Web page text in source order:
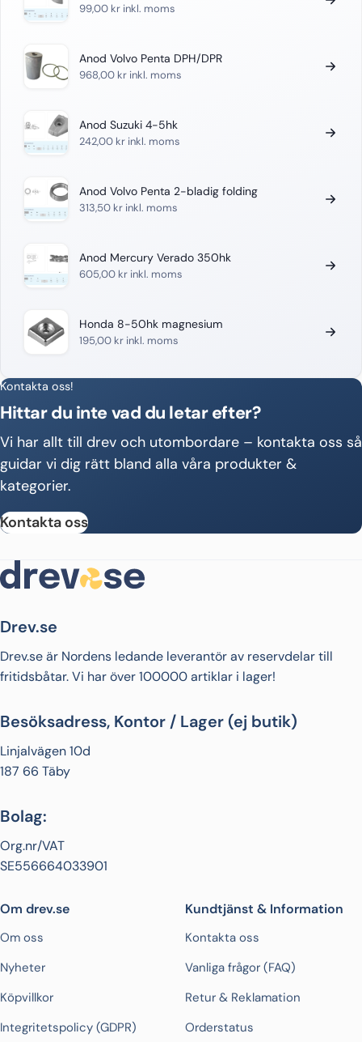
99,00 kr inkl. moms
Anod Volvo Penta DPH/DPR
968,00 kr inkl. moms
Anod Suzuki 4-5hk
242,00 kr inkl. moms
Anod Volvo Penta 2-bladig folding
313,50 kr inkl. moms
Anod Mercury Verado 350hk
605,00 kr inkl. moms
Honda 8-50hk magnesium
195,00 kr inkl. moms
Kontakta oss!
Hittar du inte vad du letar efter?
Vi har allt till drev och utombordare – kontakta oss så
guidar vi dig rätt bland alla våra produkter &
kategorier.
Kontakta oss
Drev.se
Drev.se är Nordens ledande leverantör av reservdelar till
fritidsbåtar. Vi har över 100000 artiklar i lager!
Besöksadress, Kontor / Lager (ej butik)
Linjalvägen 10d
187 66 Täby
Bolag:
Org.nr/VAT
SE556664033901
Om drev.se
Om oss
Nyheter
Köpvillkor
Integritetspolicy (GDPR)
Kundtjänst & Information
Kontakta oss
Vanliga frågor (FAQ)
Retur & Reklamation
Orderstatus